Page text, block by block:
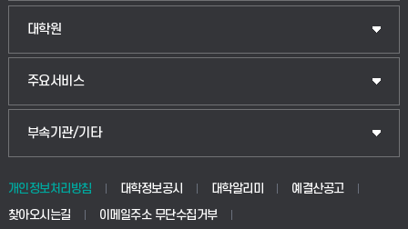
대학원
주요서비스
부속기관/기타
개인정보처리방침 대학정보공시 대학알리미
예결산공고
찾아오시는길
이메일주소 무단수집거부